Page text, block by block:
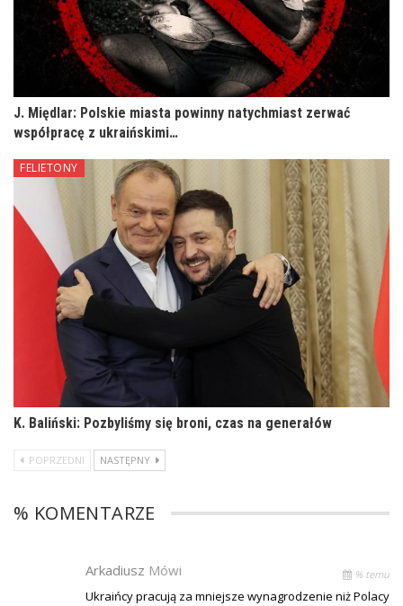
J. Międlar: Polskie miasta powinny natychmiast zerwać
współpracę z ukraińskimi…
FELIETONY
K. Baliński: Pozbyliśmy się broni, czas na generałów
POPRZEDNI NASTĘPNY
% KOMENTARZE
Arkadiusz Mówi % temu
Ukraińcy pracują za mniejsze wynagrodzenie niż Polacy